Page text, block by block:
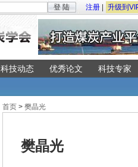
登 陆 注册| 升级到
科技专家
优秀论文
科技动态
首页> 樊晶光
樊晶光